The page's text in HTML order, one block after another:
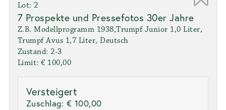
Lot: 2
7 Prospekte und Pressefotos 30er Jahre
Z.B. Modellprogramm 1938,Trumpf Junior 1,0 Liter,
Trumpf Avus 1,7 Liter, Deutsch
Zustand: 2-3
Limit: € 100,00
Versteigert
Zuschlag: € 100,00